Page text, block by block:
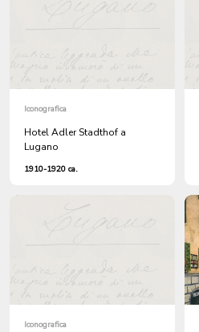
Iconografica
Hotel Adler Stadthof a
Lugano
1910-1920 ca.
Iconografica